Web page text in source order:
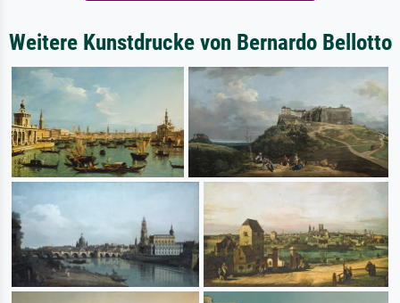
Weitere Kunstdrucke von Bernardo Bellotto